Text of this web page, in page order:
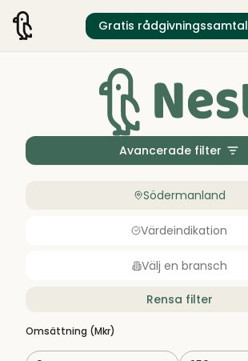
Gratis rådgivningssamtal
Avancerade filter
Södermanland
Värdeindikation
Välj en bransch
Rensa filter
Omsättning (Mkr)